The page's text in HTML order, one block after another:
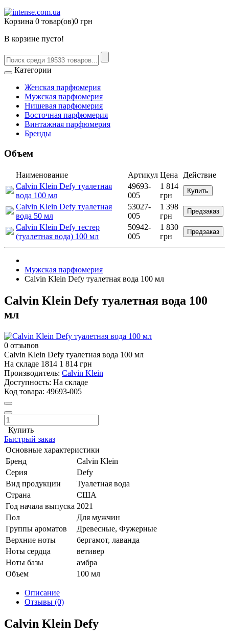
Корзина 0 товар(ов)0 грн
В корзине пусто!
Категории
Женская парфюмерия
Мужская парфюмерия
Нишевая парфюмерия
Восточная парфюмерия
Винтажная парфюмерия
Бренды
Объем
Наименование Артикул Цена
Действие
Calvin Klein Defy туалетная
вода 100 мл
49693-
005
1 814
грн
Купить
Calvin Klein Defy туалетная
вода 50 мл
53027-
005
1 398
грн
Предзаказ
Calvin Klein Defy тестер
(туалетная вода) 100 мл
50942-
005
1 830
грн
Предзаказ
Мужская парфюмерия
Calvin Klein Defy туалетная вода 100 мл
Calvin Klein Defy туалетная вода 100
мл
0 отзывов
Calvin Klein Defy туалетная вода 100 мл
На складе 1814 1 814 грн
Производитель: Calvin Klein
Доступность: На складе
Код товара: 49693-005
Купить
Быстрый заказ
Основные характеристики
Бренд
Calvin Klein
Серия
Defy
Вид продукции
Туалетная вода
Страна
США
Год начала выпуска 2021
Пол
Для мужчин
Группы ароматов
Древесные, Фужерные
Верхние ноты
бергамот, лаванда
Ноты сердца
ветивер
Ноты базы
амбра
Объем
100 мл
Описание
Отзывы (0)
Calvin Klein Defy